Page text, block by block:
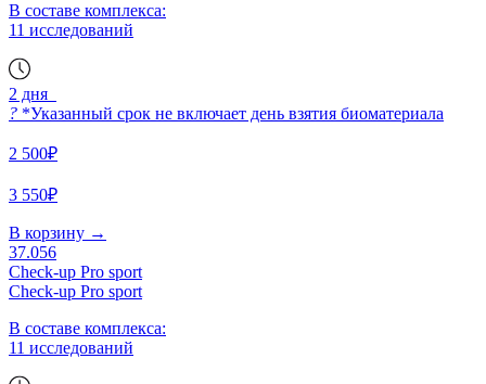
В составе комплекса:
11 исследований
2 дня
? *Указанный срок не включает день взятия биоматериала
2 500₽
3 550₽
В корзину →
37.056
Check-up Pro sport
Check-up Pro sport
В составе комплекса:
11 исследований